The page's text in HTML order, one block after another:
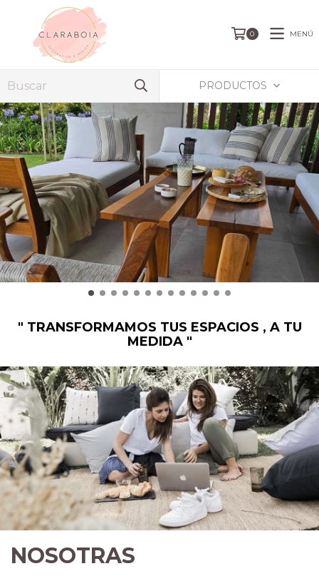
0 MENÚ
PRODUCTOS
" TRANSFORMAMOS TUS ESPACIOS , A TU
MEDIDA "
NOSOTRAS